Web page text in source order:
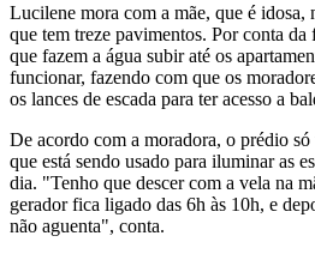
Lucilene mora com a mãe, que é idosa,
que tem treze pavimentos. Por conta da
que fazem a água subir até os
funcionar, fazendo com que os
os lances de escada para ter acesso a
De acordo com a moradora, o prédio
que está sendo usado para iluminar as
dia. "Tenho que descer com a vela na
gerador fica ligado das 6h às 10h, e
não aguenta", conta.